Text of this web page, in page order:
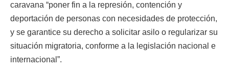
caravana “poner fin a la represión, contención y
deportación de personas con necesidades de protección,
y se garantice su derecho a solicitar asilo o regularizar su
situación migratoria, conforme a la legislación nacional e
internacional”.